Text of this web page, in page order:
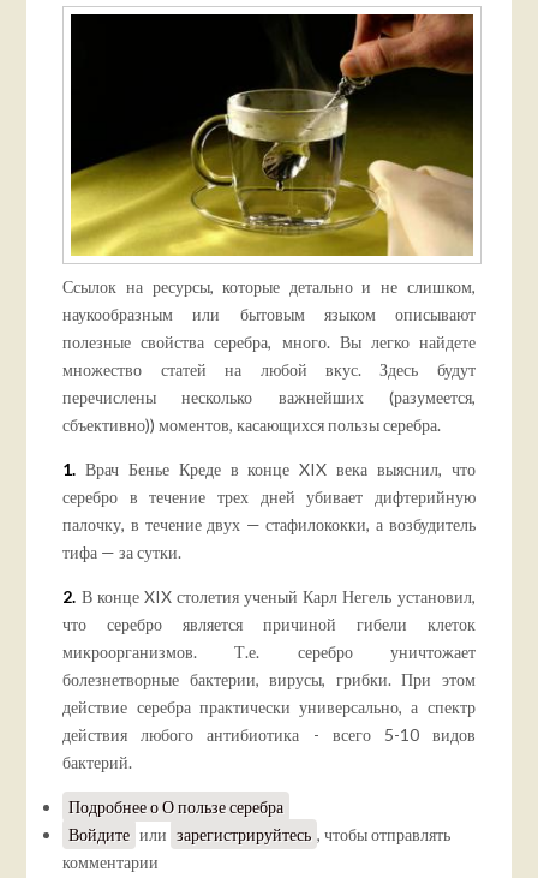
Ссылок на ресурсы, которые детально и не слишком,
наукообразным или бытовым языком описывают
полезные свойства серебра, много. Вы легко найдете
множество статей на любой вкус. Здесь будут
перечислены несколько важнейших (разумеется,
сбъективно)) моментов, касающихся пользы серебра.
1. Врач Бенье Креде в конце XIX века выяснил, что
серебро в течение трех дней убивает дифтерийную
палочку, в течение двух — стафилококки, а возбудитель
тифа — за сутки.
2. В конце XIX столетия ученый Карл Негель установил,
что серебро является причиной гибели клеток
микроорганизмов. Т.е. серебро уничтожает
болезнетворные бактерии, вирусы, грибки. При этом
действие серебра практически универсально, а спектр
действия любого антибиотика - всего 5-10 видов
бактерий.
Подробнеео О пользе серебра
Войдите или зарегистрируйтесь , чтобы отправлять
комментарии